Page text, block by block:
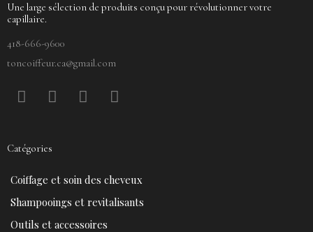
Une large sélection de produits conçu pour révolutionner votre
capillaire.
418-666-9600
toncoiffeur.ca@gmail.com
F
a
b
o
o
k
P
i
e
e
s
t
Y
o
b
e
I
n
r
a
Catégories
Coiffage et soin des cheveux
Shampooings et revitalisants
Outils et accessoires